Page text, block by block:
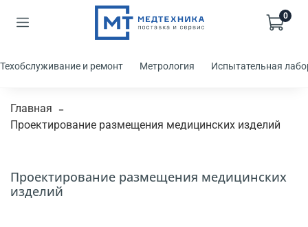
0
Техобслуживание и ремонт Метрология Испытательная
Главная
Проектирование размещения медицинских изделий
Проектирование размещения медицинских
изделий